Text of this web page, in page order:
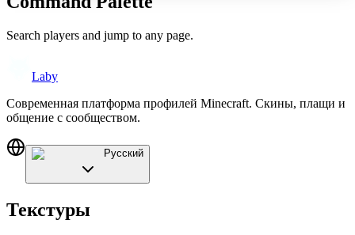
Search players and jump to any page.
Laby
Современная платформа профилей Minecraft. Скины, плащи и
общение с сообществом.
Русский
Текстуры